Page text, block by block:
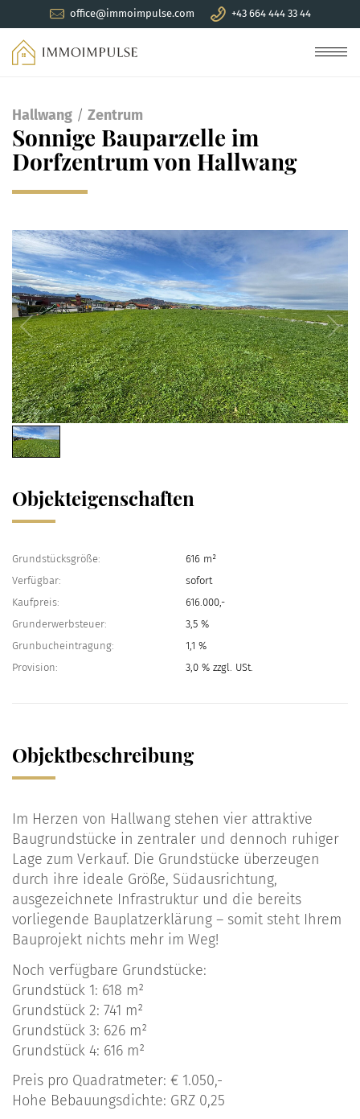
office@immoimpulse.com +43 664 444 33 44
Hallwang / Zentrum
Sonnige Bauparzelle im
Dorfzentrum von Hallwang
1/1
Objekteigenschaften
Grundstücksgröße:
616 m²
Verfügbar:
sofort
Kaufpreis:
616.000,-
Grunderwerbsteuer:
3,5 %
Grunbucheintragung:
1,1 %
Provision:
3,0 % zzgl. USt.
Objektbeschreibung
Im Herzen von Hallwang stehen vier attraktive
Baugrundstücke in zentraler und dennoch ruhiger
Lage zum Verkauf. Die Grundstücke überzeugen
durch ihre ideale Größe, Südausrichtung,
ausgezeichnete Infrastruktur und die bereits
vorliegende Bauplatzerklärung – somit steht Ihrem
Bauprojekt nichts mehr im Weg!
Noch verfügbare Grundstücke:
Grundstück 1: 618 m²
Grundstück 2: 741 m²
Grundstück 3: 626 m²
Grundstück 4: 616 m²
Preis pro Quadratmeter: € 1.050,-
Hohe Bebauungsdichte: GRZ 0,25